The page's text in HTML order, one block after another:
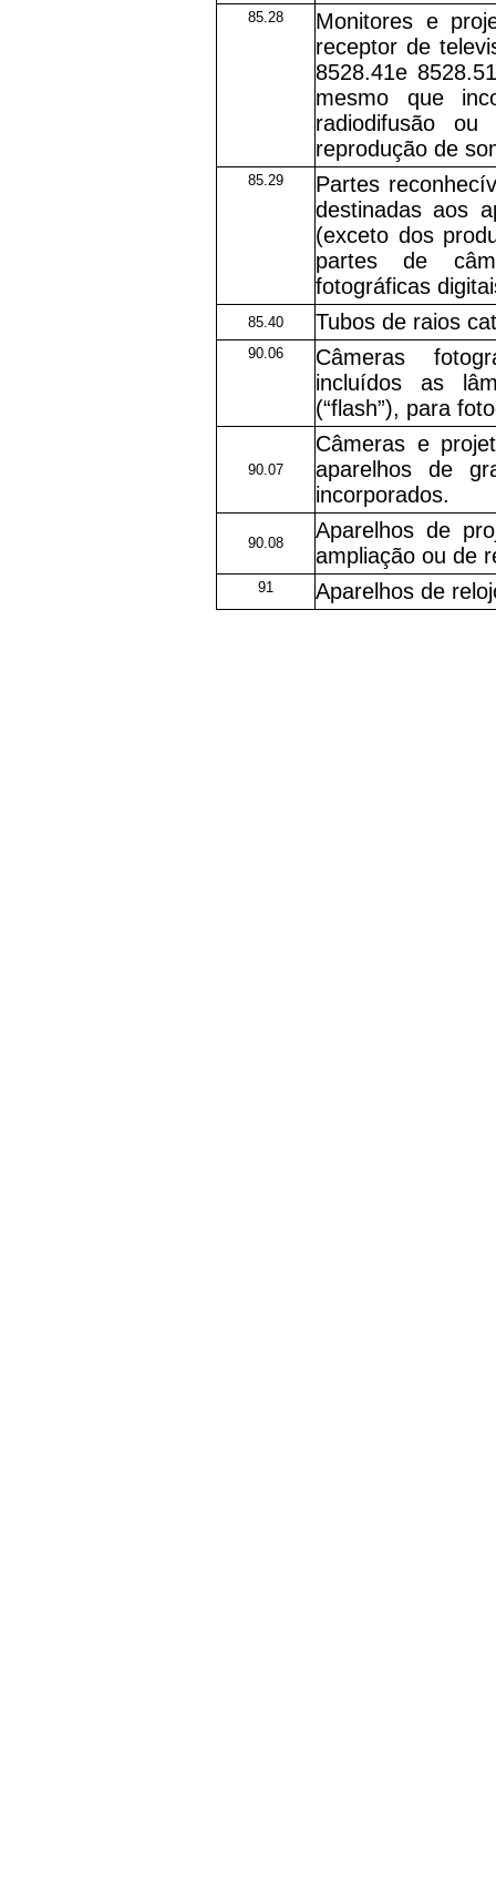
85.28
Monitores e
receptor de
8528.41e
mesmo que
radiodifusão
reprodução de
85.29
Partes
destinadas aos
(exceto dos
partes de
fotográficas
85.40 Tubos de raios
90.06
Câmeras
incluídos as
(“flash”), para
90.07
Câmeras e
aparelhos de
incorporados.
90.08
Aparelhos de
ampliação ou de
91 Aparelhos de